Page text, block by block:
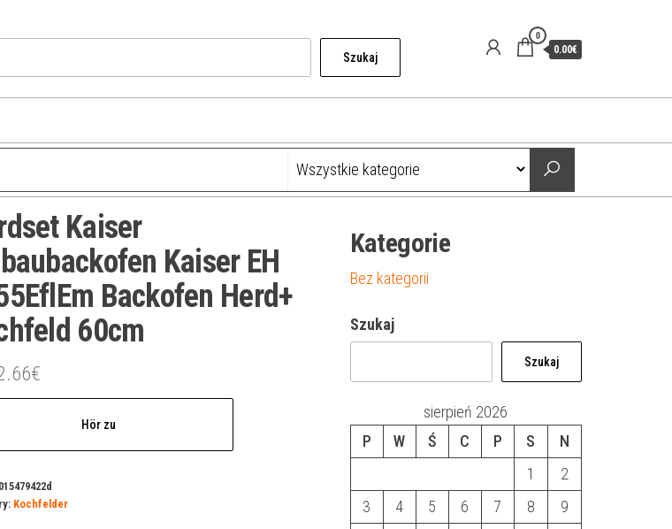
Szukaj
0
0.00€
Kaiser
Kaiser EH
Backofen Herd+
60cm
€
Hör zu
Kochfelder
Kategorie
Bez kategorii
Szukaj
Szukaj
sierpień 2026
P
W Ś C P S
N
1
2
3
4 5 6 7 8
9